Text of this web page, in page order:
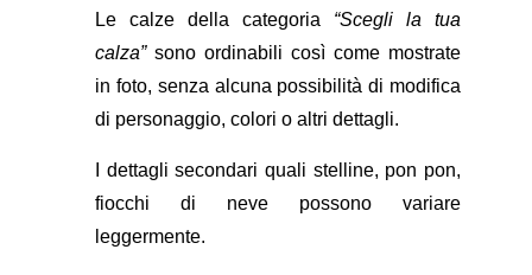
Le calze della categoria “Scegli la tua
calza”sono ordinabili così come mostrate
in foto, senza alcuna possibilità di modifica
di personaggio, colori o altri dettagli.
I dettagli secondari quali stelline, pon pon,
fiocchi di neve possono variare
leggermente.